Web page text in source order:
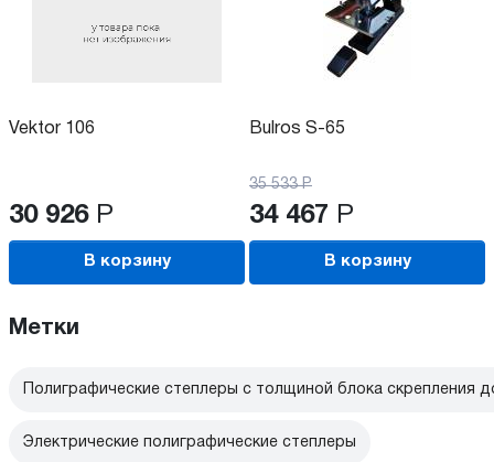
Vektor 106
30 926 Р
В корзину
Bulros S-65
35 533 Р
34 467 Р
В корзину
Метки
Полиграфические степлеры с толщиной блока скрепления
Электрические полиграфические степлеры